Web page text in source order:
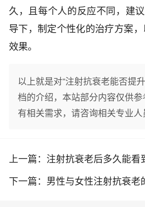
久，且每个人的反应不同，建
导下，制定个性化的治疗方案
效果。
以上就是对“注射抗衰老能否提
档的介绍，本站部分内容仅供
有相关需求，请咨询相关专业人
上一篇： 注射抗衰老后多久能看
下一篇： 男性与女性注射抗衰老